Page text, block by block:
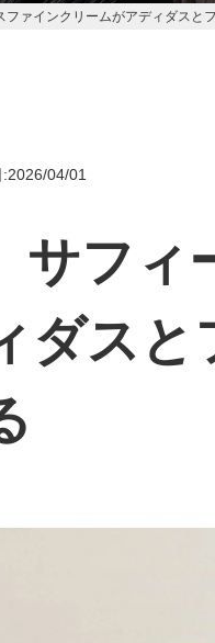
ァインクリームがアディダスと
04/01
サフ
ダス